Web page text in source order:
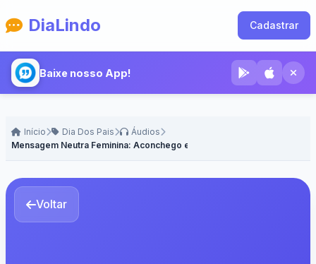
DiaLindo Cadastrar
Baixe nosso App!
Início Dia Dos Pais
Áudios
Mensagem Neutra Feminina: Aconchego e Reflexão - Voz Feminina
Voltar